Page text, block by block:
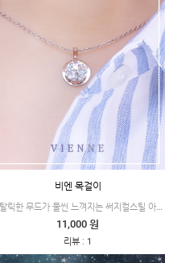
비엔 목걸이
메탈릭한 무드가 물씬 느껴지는 써지컬스틸 아래로 영롱한 크리스탈을 매치해 퓨어하고 고급스러운 제품이에요.
11,000 원
리뷰 : 1